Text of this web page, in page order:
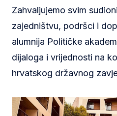
Zahvaljujemo svim
zajedništvu, podršci i
alumnija Političke
dijaloga i vrijednosti na
hrvatskog državnog